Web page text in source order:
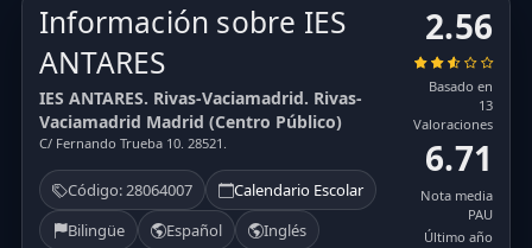
Información sobre IES
ANTARES
IES ANTARES. Rivas-Vaciamadrid. Rivas-
Vaciamadrid Madrid (Centro Público)
C/ Fernando Trueba 10. 28521.
Código: 28064007
Calendario Escolar
Bilingüe
Español Inglés
2.56
Basado en
13
Valoraciones
6.71
Nota media
PAU
Último año